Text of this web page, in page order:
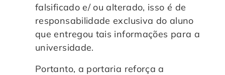
falsificado e/ ou alterado, isso é de
responsabilidade exclusiva do aluno
que entregou tais informações para a
universidade.
Portanto, a portaria reforça a